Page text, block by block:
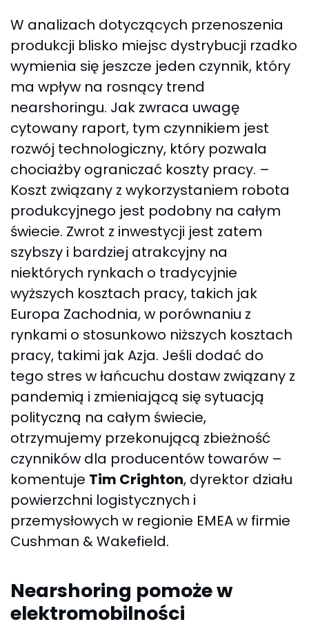
W analizach dotyczących przenoszenia
produkcji blisko miejsc dystrybucji rzadko
wymienia się jeszcze jeden czynnik, który
ma wpływ na rosnący trend
nearshoringu. Jak zwraca uwagę
cytowany raport, tym czynnikiem jest
rozwój technologiczny, który pozwala
chociażby ograniczać koszty pracy. –
Koszt związany z wykorzystaniem robota
produkcyjnego jest podobny na całym
świecie. Zwrot z inwestycji jest zatem
szybszy i bardziej atrakcyjny na
niektórych rynkach o tradycyjnie
wyższych kosztach pracy, takich jak
Europa Zachodnia, w porównaniu z
rynkami o stosunkowo niższych kosztach
pracy, takimi jak Azja. Jeśli dodać do
tego stres w łańcuchu dostaw związany z
pandemią i zmieniającą się sytuacją
polityczną na całym świecie,
otrzymujemy przekonującą zbieżność
czynników dla producentów towarów –
komentuje Tim Crighton, dyrektor działu
powierzchni logistycznych i
przemysłowych w regionie EMEA w firmie
Cushman & Wakefield.
Nearshoring pomoże w
elektromobilności